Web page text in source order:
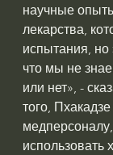
научные
лекарства,
испытания, но
что мы не
или нет», -
того,
использовать